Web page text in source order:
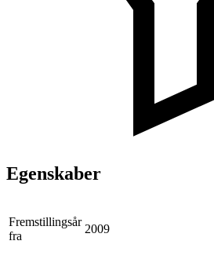
Egenskaber
Fremstillingsår
fra
2009